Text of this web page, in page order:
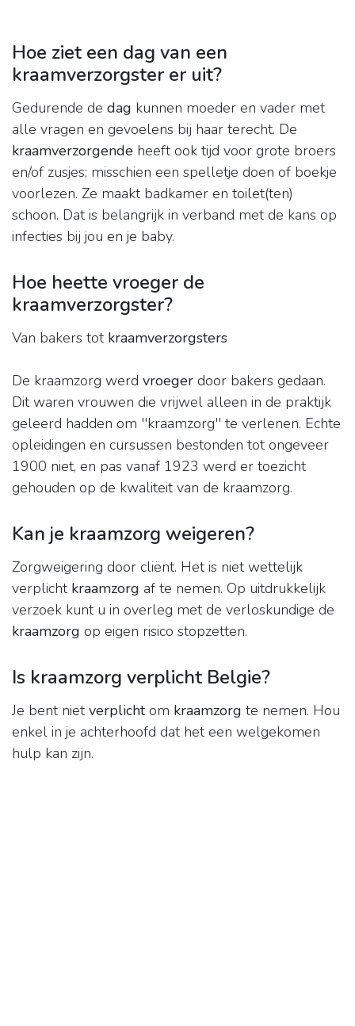
Hoe ziet een dag van een
kraamverzorgster er uit?
Gedurende de dag kunnen moeder en vader met
alle vragen en gevoelens bij haar terecht. De
kraamverzorgende heeft ook tijd voor grote broers
en/of zusjes; misschien een spelletje doen of boekje
voorlezen. Ze maakt badkamer en toilet(ten)
schoon. Dat is belangrijk in verband met de kans op
infecties bij jou en je baby.
Hoe heette vroeger de
kraamverzorgster?
Van bakers tot kraamverzorgsters
De kraamzorg werd vroeger door bakers gedaan.
Dit waren vrouwen die vrijwel alleen in de praktijk
geleerd hadden om ''kraamzorg'' te verlenen. Echte
opleidingen en cursussen bestonden tot ongeveer
1900 niet, en pas vanaf 1923 werd er toezicht
gehouden op de kwaliteit van de kraamzorg.
Kan je kraamzorg weigeren?
Zorgweigering door cliënt. Het is niet wettelijk
verplicht kraamzorg af te nemen. Op uitdrukkelijk
verzoek kunt u in overleg met de verloskundige de
kraamzorg op eigen risico stopzetten.
Is kraamzorg verplicht Belgie?
Je bent nietverplichtom kraamzorg te nemen. Hou
enkel in je achterhoofd dat het een welgekomen
hulp kan zijn.